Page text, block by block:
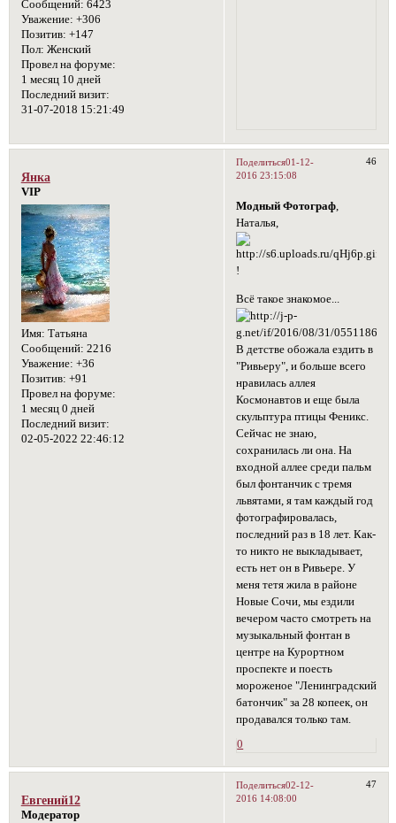
Сообщений: 6423
Уважение: +306
Позитив: +147
Пол: Женский
Провел на форуме:
1 месяц 10 дней
Последний визит:
31-07-2018 15:21:49
Поделиться 46
01-12-
2016 23:15:08
Янка
VIP
Имя: Татьяна
Сообщений: 2216
Уважение: +36
Позитив: +91
Провел на форуме:
1 месяц 0 дней
Последний визит:
02-05-2022 22:46:12
Модный Фотограф
Наталья,
!
Всё такое знакомое...
В детстве обожала ездить в
"Ривьеру", и больше всего
нравилась аллея
Космонавтов и еще была
скульптура птицы Феникс.
Сейчас не знаю,
сохранилась ли она. На
входной аллее среди пальм
был фонтанчик с тремя
львятами, я там каждый год
фотографировалась,
последний раз в 18 лет. Как-
то никто не выкладывает,
есть нет он в Ривьере. У
меня тетя жила в районе
Новые Сочи, мы ездили
вечером часто смотреть на
музыкальный фонтан в
центре на Курортном
проспекте и поесть
мороженое "Ленинградский
батончик" за 28 копеек, он
продавался только там.
0
Поделиться 47
02-12-
2016 14:08:00
Евгений12
Модератор